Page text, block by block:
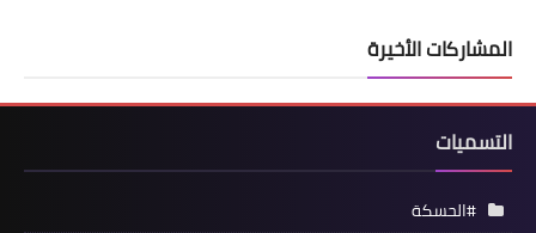
المشاركات الأخيرة
التسميات
#الحسكة